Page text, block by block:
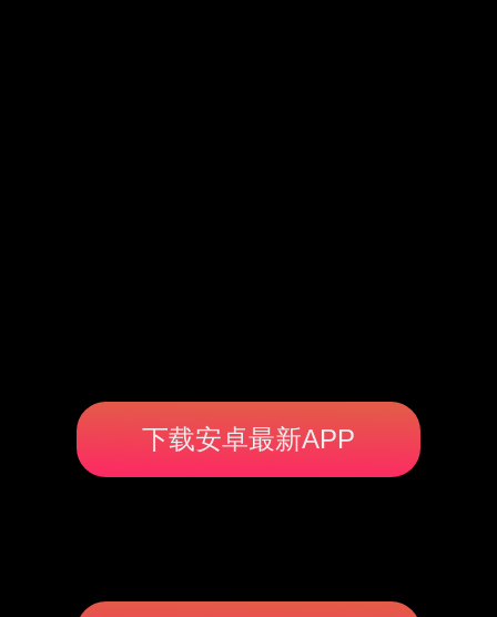
下载安卓最新APP